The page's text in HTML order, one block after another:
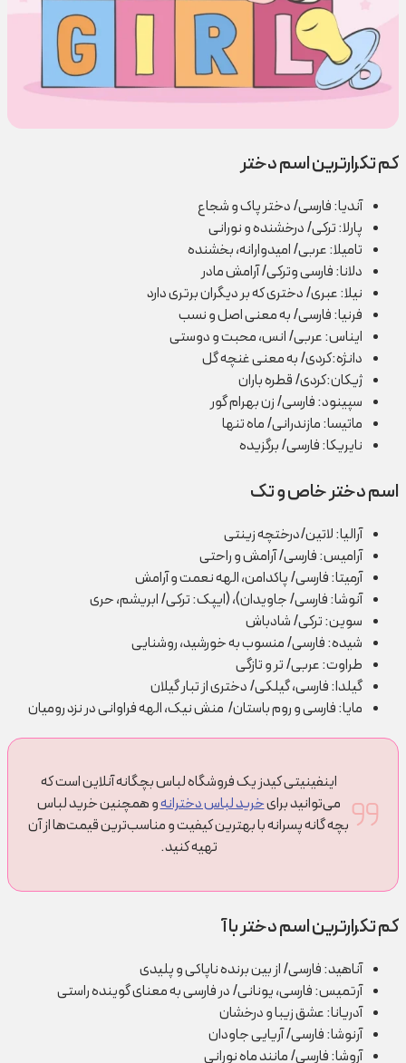
کم تکرارترین اسم دختر
آندیا: فارسی/ دختر پاک و شجاع
پارلا: ترکی/ درخشنده و نورانی
تامیلا: عربی/ امیدوارانه، بخشنده
دلانا: فارسی وترکی/ آرامش مادر
نیلا: عبری/ دختری که بر دیگران برتری دارد
فرنیا: فارسی/ به معنی اصل و نسب
ایناس: عربی/ انس، محبت و دوستی
دانژه:کردی/ به معنی غنچه گل
ژیکان:کردی/ قطره باران
سپینود: فارسی/ زن بهرام گور
ماتیسا: مازندرانی/ ماه تنها
نایریکا: فارسی/ برگزیده
اسم دختر خاص و تک
آرالیا: لاتین/درختچه‌ زینتی
آرامیس: فارسی/ آرامش و راحتی
آرمیتا: فارسی/ پاکدامن، الهه نعمت و آرامش
آنوشا: فارسی/ جاویدان)، (ایپک: ترکی/ ابریشم، حری
سوین: ترکی/ شادباش
شیده: فارسی/ منسوب به خورشید، روشنایی
طراوت: عربی/ تر و تازگی
گیلدا: فارسی، گیلکی/ دختری از تبار گیلان
مایا: فارسی و روم باستان/ منش نیک، الهه فراوانی در نزد رومیان
اینفینیتی کیدز یک فروشگاه لباس بچگانه آنلاین است که
می‌توانید برایخرید لباس دخترانهو همچنین خرید لباس
بچه گانه پسرانه با بهترین کیفیت و مناسب‌ترین قیمت‌ها از آن
تهیه کنید.
کم تکرارترین اسم دختر با آ
آناهید: فارسی/ از بین برنده ناپاکی و پلیدی
آرتمیس: فارسی، یونانی/ در فارسی به معنای گوینده راستی
آدریانا: عشق زیبا و درخشان
آرنوشا: فارسی/ آریایی جاودان
آروشا: فارسی/ مانند ماه نورانی